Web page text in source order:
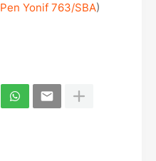
Pen Yonif 763/SBA)